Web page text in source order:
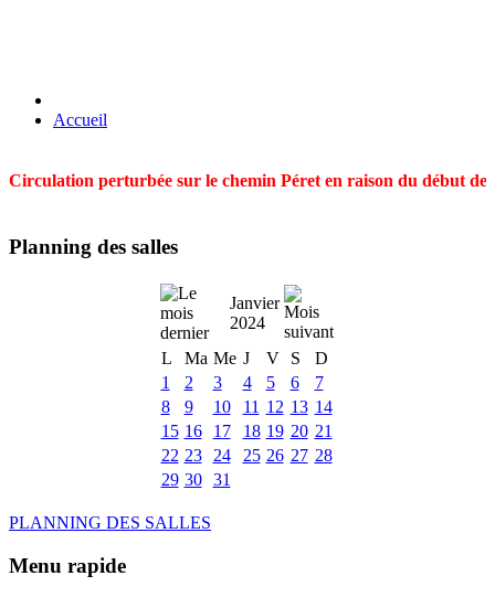
Accueil
Circulation perturbée sur le chemin Péret en raison du début
Planning des salles
Janvier
2024
L
Ma Me J V S
D
1
2 3 4 5 6
7
8
9 10 11 12 13 14
15 16 17 18 19 20 21
22 23 24 25 26 27 28
29 30 31
PLANNING DES SALLES
Menu rapide